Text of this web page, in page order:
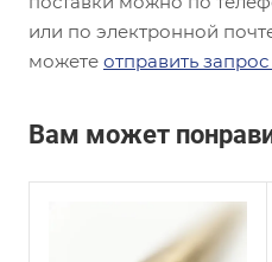
или по электронной
можете отправить
Вам может
Сплав / Марка стали